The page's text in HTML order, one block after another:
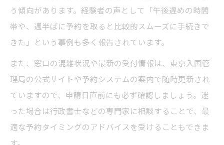
う傾向があります。経験者の声として「午後遅めの時間
帯や、週半ばに予約を取ると比較的スムーズに手続きで
きた」という事例も多く報告されています。
また、窓口の混雑状況や最新の受付情報は、東京入国管
理局の公式サイトや予約システムの案内で随時更新され
ていますので、申請日直前にも必ず確認しましょう。迷
った場合は行政書士などの専門家に相談することで、最
適な予約タイミングのアドバイスを受けることもできま
す。